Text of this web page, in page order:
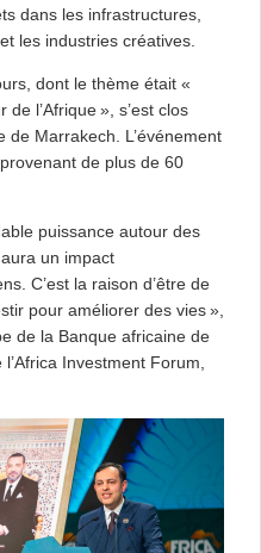
dans les infrastructures,
les industries créatives.
dont le thème était «
l’Afrique », s’est clos
Marrakech. L’événement
de plus de 60
puissance autour des
un impact
C’est la raison d’être de
pour améliorer des vies »,
de la Banque africaine de
Investment Forum,